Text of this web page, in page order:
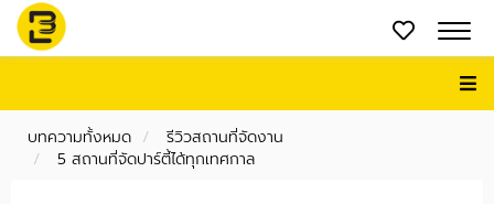
บทความทั้งหมด
รีวิวสถานที่จัดงาน
5 สถานที่จัดปาร์ตี้ได้ทุกเทศกาล